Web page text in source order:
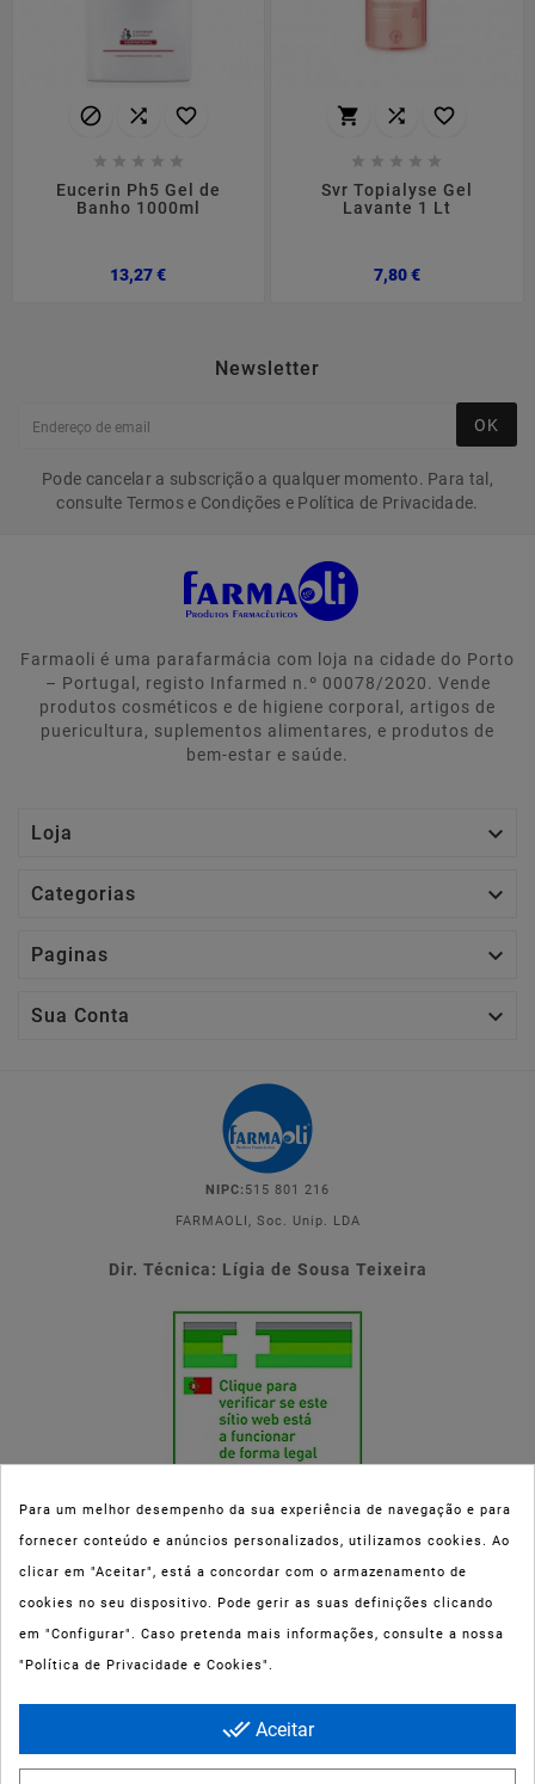
  
    
Eucerin Ph5 Gel de
Banho 1000ml
13,27 €Preço
  
    
Svr Topialyse Gel
Lavante 1 Lt
7,80 €Preço
Newsletter
OK
Pode cancelar a subscrição a qualquer momento. Para tal,
consulte Termos e Condições e Política de Privacidade.
Farmaoli é uma parafarmácia com loja na cidade do Porto
– Portugal, registo Infarmed n.º 00078/2020. Vende
produtos cosméticos e de higiene corporal, artigos de
puericultura, suplementos alimentares, e produtos de
bem-estar e saúde.
Loja 
Categorias 
Paginas 
Sua Conta 
NIPC: 515 801 216
FARMAOLI, Soc. Unip. LDA
Dir. Técnica: Lígia de Sousa Teixeira
Esta parafarmácia (Farmaoli) encontra-se autorizada pelo INFARMED
(registo nº 00078/2020) para a dispensa de Medicamentos Não
Sujeitos a Receita Médica (MNSRM) e produtos de saúde e bem-estar
ao domicílio e através da internet. Os Medicamentos Não Sujeitos a
Maia, Matosinhos, Gondomar e Vila Nova de Gaia.
Para um melhor desempenho da sua experiência de navegação e para
fornecer conteúdo e anúncios personalizados, utilizamos cookies. Ao
clicar em "Aceitar", está a concordar com o armazenamento de
cookies no seu dispositivo. Pode gerir as suas definições clicando
em "Configurar". Caso pretenda mais informações, consulte a nossa
"Política de Privacidade e Cookies".
done_all Aceitar